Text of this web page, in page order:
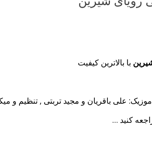
با بالاترین کیفیت
موزیک: علی باقریان و مجید تربتی , تنظیم و
کنید …